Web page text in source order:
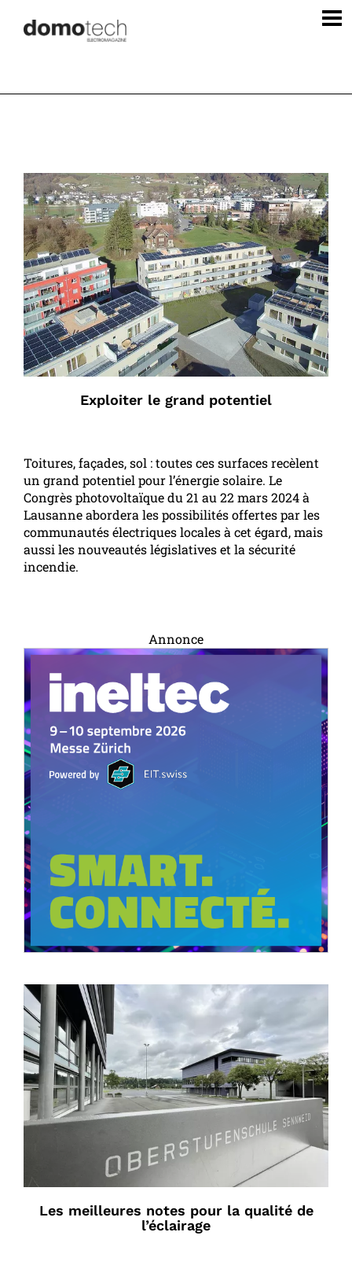
Exploiter le grand potentiel
Toitures, façades, sol : toutes ces surfaces recèlent
un grand potentiel pour l’énergie solaire. Le
Congrès photovoltaïque du 21 au 22 mars 2024 à
Lausanne abordera les possibilités offertes par les
communautés électriques locales à cet égard, mais
aussi les nouveautés législatives et la sécurité
incendie.
Annonce
Les meilleures notes pour la qualité de
l’éclairage